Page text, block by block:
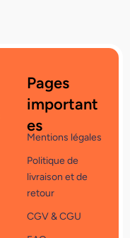
Pages
important
es
Mentions légales
Politique de
livraison et de
retour
CGV & CGU